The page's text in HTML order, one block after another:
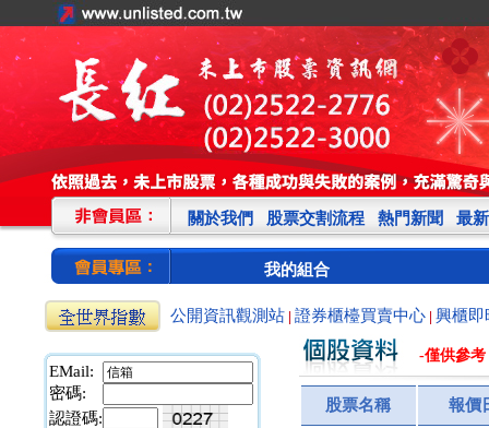
關於我們 股票交割流程 熱門新聞 最
我的組合
公開資訊觀測站 證券櫃檯買賣中心 興櫃即
EMail:
密碼:
認證碼:
-僅供參考
股票名稱 報價